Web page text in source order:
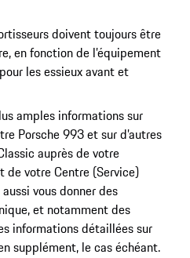
doivent toujours être
en fonction de l’équipement
les essieux avant et
amples informations sur
Porsche 993 et sur d’autres
auprès de votre
de votre Centre (Service)
vous donner des
et notamment des
informations détaillées sur
supplément, le cas échéant.